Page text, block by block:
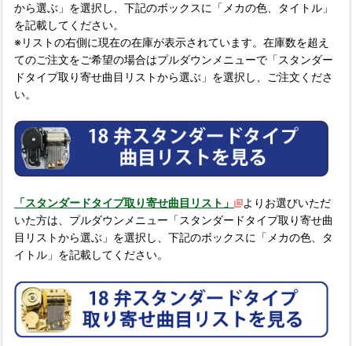
から選ぶ」を選択し、下記のボックスに「メカの色、タイトル」
を記載してください。
※リストの右側に現在の在庫が表示されています。在庫数を超え
てのご注文をご希望の場合はプルダウンメニューで「スタンダー
ドタイプ取り寄せ曲目リストから選ぶ」を選択し、ご注文くださ
い。
「スタンダードタイプ取り寄せ曲目リスト」
よりお選びいただ
いた方は、プルダウンメニュー「スタンダードタイプ取り寄せ曲
目リストから選ぶ」を選択し、下記のボックスに「メカの色、タ
イトル」を記載してください。